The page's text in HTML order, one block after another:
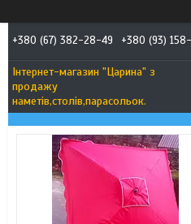
+380 (67) 382-28-49 +380 (93)
Інтернет-магазин "Царина" з
продажу
наметів,столів,парасольок.